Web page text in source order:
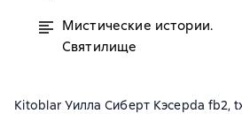
Мистические истории.
Святилище
Kitoblar Уилла Сиберт Кэсерda fb2,